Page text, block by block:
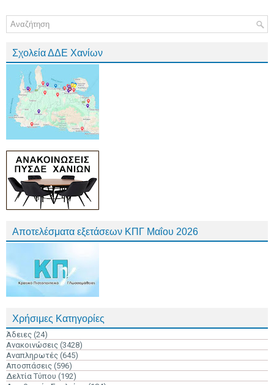
Σχολεία ΔΔΕ Χανίων
Αποτελέσματα εξετάσεων ΚΠΓ Μαΐου 2026
Χρήσιμες Κατηγορίες
Άδειες (24)
Ανακοινώσεις (3428)
Αναπληρωτές (645)
Αποσπάσεις (596)
Δελτία Τύπου (192)